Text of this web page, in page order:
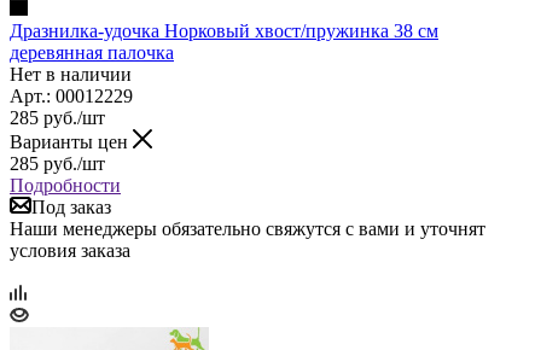
Дразнилка-удочка Норковый хвост/пружинка 38 см
деревянная палочка
Нет в наличии
Арт.: 00012229
285 руб./шт
Варианты цен
285 руб./шт
Подробности
Под заказ
Наши менеджеры обязательно свяжутся с вами и уточнят
условия заказа